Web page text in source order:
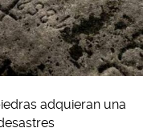
adquieran una